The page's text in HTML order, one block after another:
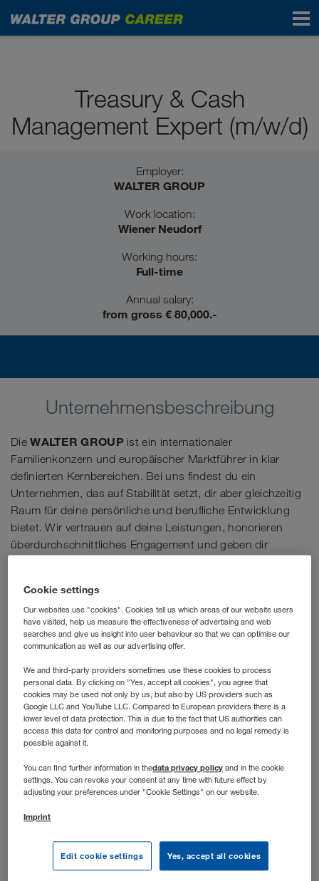
Professionals
Treasury & Cash
Management Expert (m/w/d)
Employer:
WALTER GROUP
Work location:
Wiener Neudorf
Working hours:
Full-time
Annual salary:
from gross € 80,000.-
Unternehmensbeschreibung
DieWALTER GROUP ist ein internationaler
Familienkonzern und europäischer Marktführer in klar
definierten Kernbereichen. Bei uns findest du ein
Unternehmen, das auf Stabilität setzt, dir aber gleichzeitig
Raum für deine persönliche und berufliche Entwicklung
bietet. Wir vertrauen auf deine Leistungen, honorieren
überdurchschnittliches Engagement und geben dir
Eigenkapitalquote kann.
Deine Aufgaben
Cookie settings
Our websites use "cookies". Cookies tell us which areas of our website users
have visited, help us measure the effectiveness of advertising and web
searches and give us insight into user behaviour so that we can optimise our
communication as well as our advertising offer.
We and third-party providers sometimes use these cookies to process
personal data. By clicking on "Yes, accept all cookies", you agree that
cookies may be used not only by us, but also by US providers such as
Google LLC and YouTube LLC. Compared to European providers there is a
lower level of data protection. This is due to the fact that US authorities can
access this data for control and monitoring purposes and no legal remedy is
possible against it.
You can find further information in thedata privacy policy and in the cookie
settings. You can revoke your consent at any time with future effect by
adjusting your preferences under "Cookie Settings" on our website.
Imprint
Edit cookie settings Yes, accept all cookies